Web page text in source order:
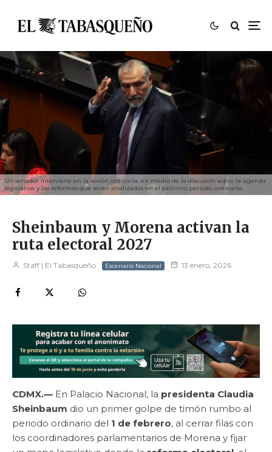
Un senador interviene en la sesión ordinaria, en medio de la discusión sobre la agenda
legislativa y las reformas que serán analizadas en el próximo periodo ordinario.
Sheinbaum y Morena activan la
ruta electoral 2027
Staff | El Tabasqueño Escenario Nacional 13 enero, 2026
CDMX.— En Palacio Nacional, la presidenta Claudia
Sheinbaum dio un primer golpe de timón rumbo al
periodo ordinario del 1 de febrero, al cerrar filas con
los coordinadores parlamentarios de Morena y fijar